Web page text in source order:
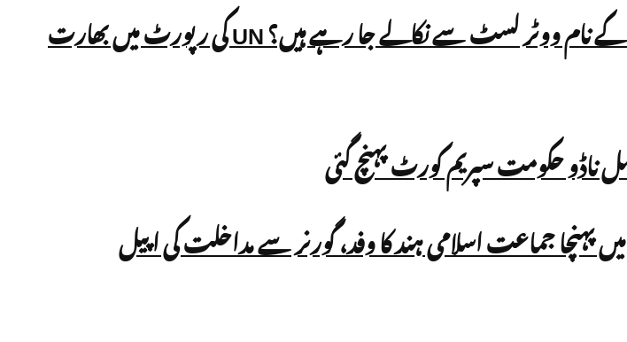
بھارت میں مسلم ووٹروں کے نام ووٹر لسٹ سے نکالے جا رہے ہیں؟ UN کی رپورٹ میں بھارت
ناڈو حکومت سپریم کورٹ پہنچ گئی
پہنچا جماعت اسلامی ہند کا وفد، گورنر سے مداخلت کی اپیل